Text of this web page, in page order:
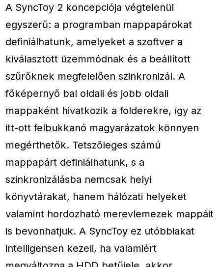
A SyncToy 2 koncepciója végtelenül
egyszerű: a programban mappapárokat
definiálhatunk, amelyeket a szoftver a
kiválasztott üzemmódnak és a beállított
szűrőknek megfelelően szinkronizál. A
főképernyő bal oldali és jobb oldali
mappaként hivatkozik a folderekre, így az
itt-ott felbukkanó magyarázatok könnyen
megérthetők. Tetszőleges számú
mappapárt definiálhatunk, s a
szinkronizálásba nemcsak helyi
könyvtárakat, hanem hálózati helyeket
valamint hordozható merevlemezek mappáit
is bevonhatjuk. A SyncToy ez utóbbiakat
intelligensen kezeli, ha valamiért